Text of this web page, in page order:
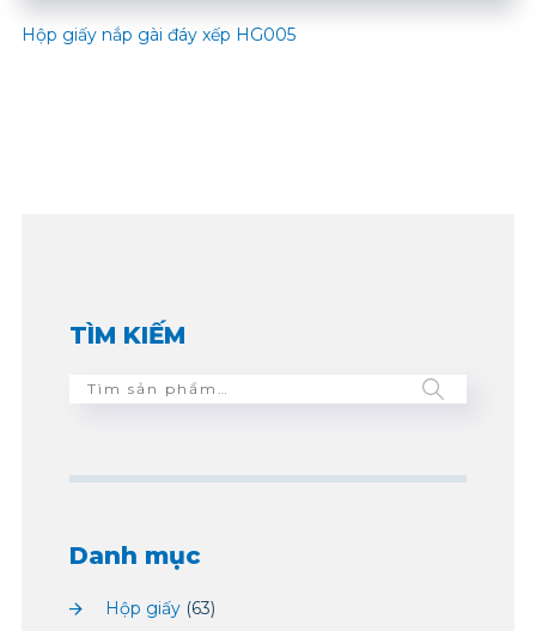
Hộp giấy nắp gài đáy xếp HG005
TÌM KIẾM
Danh mục
Hộp giấy (63)